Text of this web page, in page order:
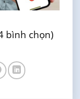
bình chọn)